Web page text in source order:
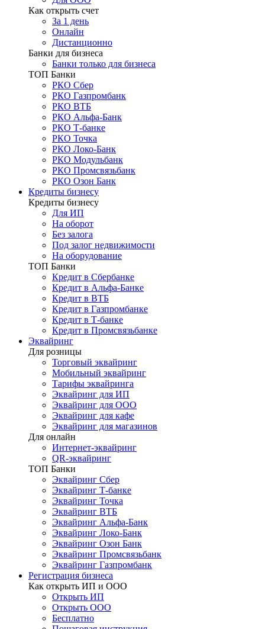
Как открыть счет
За 1 день
Онлайн
Дистанционно
Банки для бизнеса
Банки только для бизнеса
ТОП Банки
РКО Сбер
РКО Газпромбанк
РКО ВТБ
РКО Альфа-Банк
РКО Т-банке
РКО Точка
РКО Локо-Банк
РКО Модульбанк
РКО Промсвязьбанк
РКО Озон Банк
Кредиты бизнесу
Кредиты бизнесу
Для ИП
На оборот
Без залога
Под залог недвижимости
На оборудование
ТОП Банки
Кредит в Сбербанке
Кредит в Альфа-Банке
Кредит в ВТБ
Кредит в Газпромбанке
Кредит в Т-банке
Кредит в Промсвязьбанке
Эквайринг
Для розницы
Торговый эквайринг
Мобильный эквайринг
Тарифы эквайринга
Эквайринг для ИП
Эквайринг для ООО
Эквайринг для кафе
Эквайринг для магазинов
Для онлайн
Интернет-эквайринг
QR-эквайринг
ТОП Банки
Эквайринг Сбер
Эквайринг Т-банке
Эквайринг Точка
Эквайринг ВТБ
Эквайринг Альфа-Банк
Эквайринг Локо-Банк
Эквайринг Озон Банк
Эквайринг Промсвязьбанк
Эквайринг Газпромбанк
Регистрация бизнеса
Как открыть ИП и ООО
Открыть ИП
Открыть ООО
Бесплатно